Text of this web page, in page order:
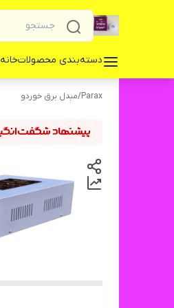
دسته‌بندی محصولاتخانه
Parax
/مبدل برق خوردو